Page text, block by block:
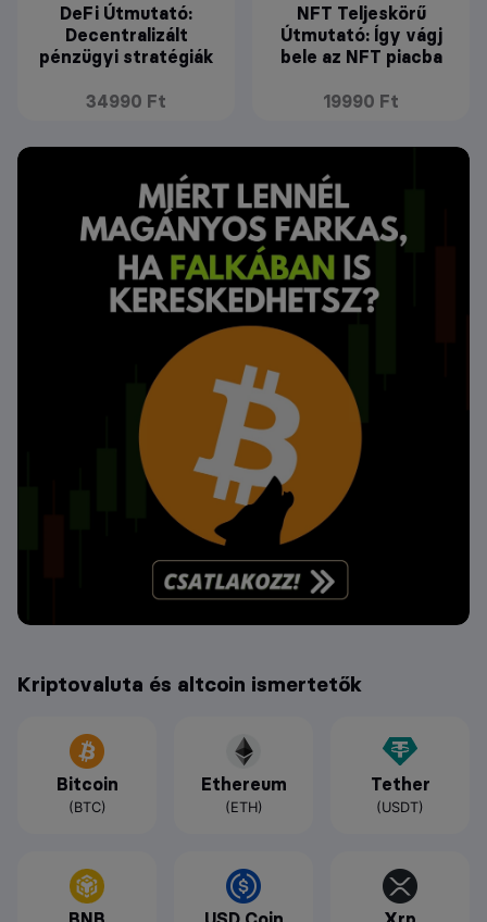
DeFi Útmutató:
Decentralizált
pénzügyi stratégiák
34990 Ft
NFT Teljeskörű
Útmutató: Így vágj
bele az NFT piacba
19990 Ft
Kriptovaluta és altcoin ismertetők
Bitcoin
(BTC)
Ethereum
(ETH)
Tether
(USDT)